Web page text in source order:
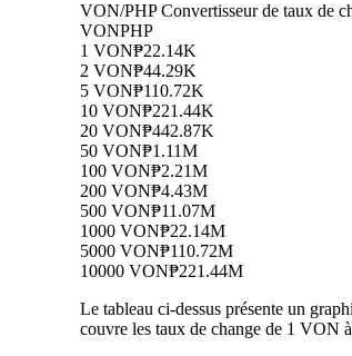
VON/PHP Convertisseur de taux de
VONPHP
1 VON₱22.14K
2 VON₱44.29K
5 VON₱110.72K
10 VON₱221.44K
20 VON₱442.87K
50 VON₱1.11M
100 VON₱2.21M
200 VON₱4.43M
500 VON₱11.07M
1000 VON₱22.14M
5000 VON₱110.72M
10000 VON₱221.44M
Le tableau ci-dessus présente un
couvre les taux de change de 1 VON